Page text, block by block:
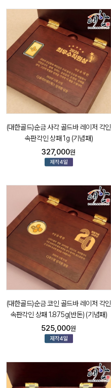
(대한골드)순금 사각 골드바 레이저 각인
속판각인 상패 1g (기념패)
327,000원
(대한골드)순금 코인 골드바 레이저 각인
속판각인 상패 1.875g(반돈) (기념패)
525,000원